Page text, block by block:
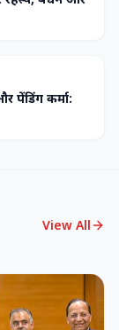
पेंडिंग कर्मा:
View All